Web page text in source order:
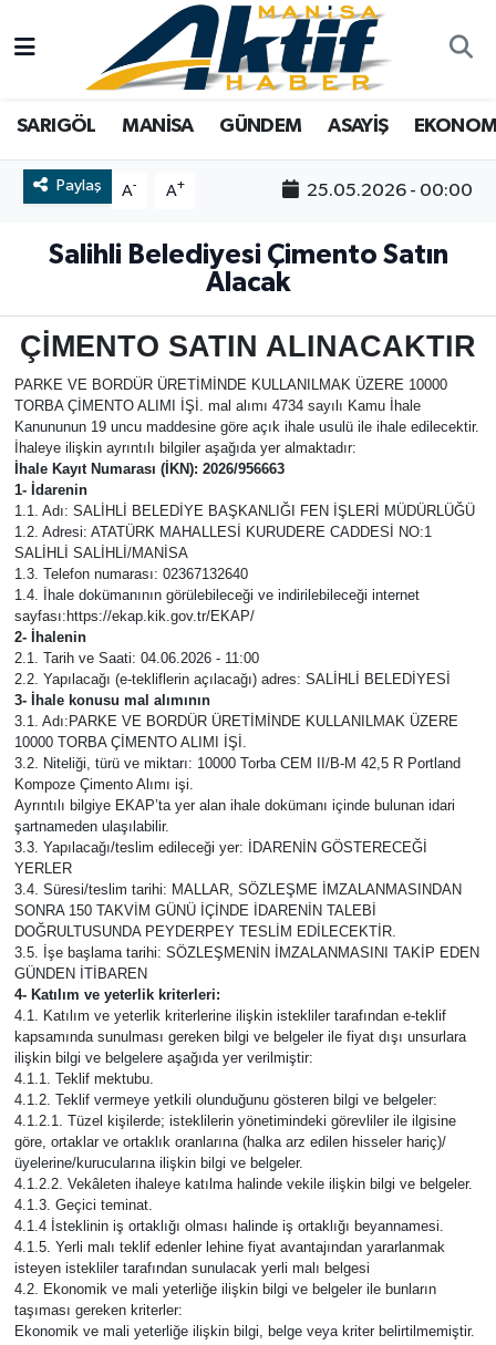
SARIGÖL MANİSA GÜNDEM ASAYİŞ
Paylaş A- A+ 25.05.2026 - 00:00
Salihli Belediyesi Çimento Satın
Alacak
ÇİMENTO SATIN ALINACAKTIR
PARKE VE BORDÜR ÜRETİMİNDE KULLANILMAK ÜZERE 10000
TORBA ÇİMENTO ALIMI İŞİ. mal alımı 4734 sayılı Kamu İhale
Kanununun 19 uncu maddesine göre açık ihale usulü ile ihale edilecektir.
İhaleye ilişkin ayrıntılı bilgiler aşağıda yer almaktadır:
İhale Kayıt Numarası (İKN): 2026/956663
1- İdarenin
1.1. Adı: SALİHLİ BELEDİYE BAŞKANLIĞI FEN İŞLERİ MÜDÜRLÜĞÜ
1.2. Adresi: ATATÜRK MAHALLESİ KURUDERE CADDESİ NO:1
SALİHLİ SALİHLİ/MANİSA
1.3. Telefon numarası: 02367132640
1.4. İhale dokümanının görülebileceği ve indirilebileceği internet
sayfası:https://ekap.kik.gov.tr/EKAP/
2- İhalenin
2.1. Tarih ve Saati: 04.06.2026 - 11:00
2.2. Yapılacağı (e-tekliflerin açılacağı) adres: SALİHLİ BELEDİYESİ
3- İhale konusu mal alımının
3.1. Adı:PARKE VE BORDÜR ÜRETİMİNDE KULLANILMAK ÜZERE
10000 TORBA ÇİMENTO ALIMI İŞİ.
3.2. Niteliği, türü ve miktarı: 10000 Torba CEM II/B-M 42,5 R Portland
Kompoze Çimento Alımı işi.
Ayrıntılı bilgiye EKAP’ta yer alan ihale dokümanı içinde bulunan idari
şartnameden ulaşılabilir.
3.3. Yapılacağı/teslim edileceği yer: İDARENİN GÖSTERECEĞİ
YERLER
3.4. Süresi/teslim tarihi: MALLAR, SÖZLEŞME İMZALANMASINDAN
SONRA 150 TAKVİM GÜNÜ İÇİNDE İDARENİN TALEBİ
DOĞRULTUSUNDA PEYDERPEY TESLİM EDİLECEKTİR.
3.5. İşe başlama tarihi: SÖZLEŞMENİN İMZALANMASINI TAKİP EDEN
GÜNDEN İTİBAREN
4- Katılım ve yeterlik kriterleri:
4.1. Katılım ve yeterlik kriterlerine ilişkin istekliler tarafından e-teklif
kapsamında sunulması gereken bilgi ve belgeler ile fiyat dışı unsurlara
ilişkin bilgi ve belgelere aşağıda yer verilmiştir:
4.1.1. Teklif mektubu.
4.1.2. Teklif vermeye yetkili olunduğunu gösteren bilgi ve belgeler:
4.1.2.1. Tüzel kişilerde; isteklilerin yönetimindeki görevliler ile ilgisine
göre, ortaklar ve ortaklık oranlarına (halka arz edilen hisseler hariç)/
üyelerine/kurucularına ilişkin bilgi ve belgeler.
4.1.2.2. Vekâleten ihaleye katılma halinde vekile ilişkin bilgi ve belgeler.
4.1.3. Geçici teminat.
4.1.4 İsteklinin iş ortaklığı olması halinde iş ortaklığı beyannamesi.
4.1.5. Yerli malı teklif edenler lehine fiyat avantajından yararlanmak
isteyen istekliler tarafından sunulacak yerli malı belgesi
4.2. Ekonomik ve mali yeterliğe ilişkin bilgi ve belgeler ile bunların
taşıması gereken kriterler:
Ekonomik ve mali yeterliğe ilişkin bilgi, belge veya kriter belirtilmemiştir.
Yazarlar
Foto Galeri
SARIGÖL
GÜNDEM
ASAYİŞ
TARIM
SİYASET
RESMİ İLAN
BİLİM VE TEKNOLOJİ
Türkiye
Analiz Haberler
Asayiş
Kültür Sanat
Manisa
RESMİ İLAN
Yaşam
Tarih
Çevre
Dünya
İletişim
Künye
SPOR
Vefat
Video
Manisa Nöbetçi Eczaneler
Manisa Namaz Vakitleri
Manisa Trafik Yoğunluk Haritası
Son Dakika Haberleri
Haber Arşivi